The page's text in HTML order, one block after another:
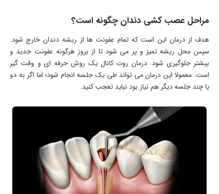
مراحل عصب کشی دندان چگونه است؟
هدف از درمان این است که تمام عفونت ها از ریشه دندان خارج شود.
سپس محل ریشه تمیز و پر می شود تا از بروز هرگونه عفونت جدید و
بیشتر جلوگیری شود. درمان روت کانال یک روش حرفه ای و وقت گیر
است. معمولا این درمان می تواند طی یک جلسه انجام شود؛ اما اگر به دو
یا چند جلسه دیگر هم نیاز بود نباید تعجب کنید.